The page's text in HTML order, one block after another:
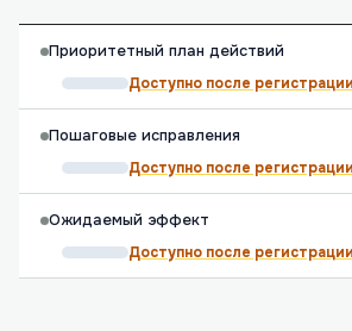
Приоритетный план действий
Доступно после регистрации
Пошаговые исправления
Доступно после регистрации
Ожидаемый эффект
Доступно после регистрации